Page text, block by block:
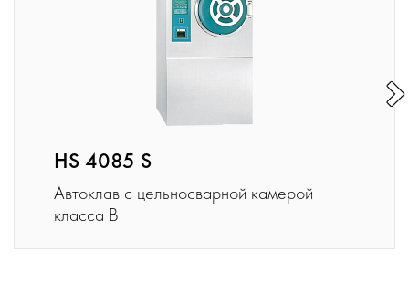
HS 4085 S
Автоклав с цельносварной камерой
класса B